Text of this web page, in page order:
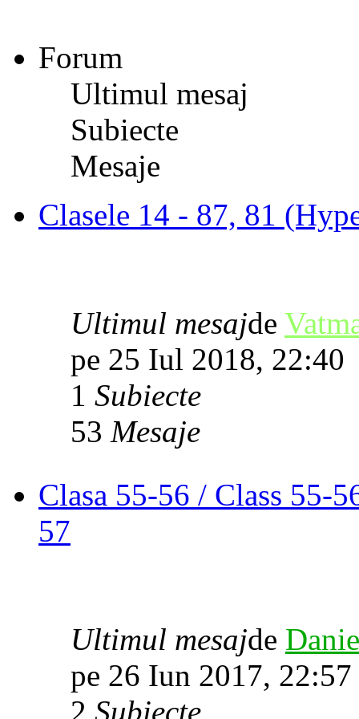
Forum
Ultimul mesaj
Subiecte
Mesaje
Clasele 14 - 87, 81
Ultimul mesajde
pe 25 Iul 2018, 22:40
1 Subiecte
53 Mesaje
Clasa 55-56 / Class 55-
57
Ultimul mesajde
pe 26 Iun 2017, 22:57
2 Subiecte